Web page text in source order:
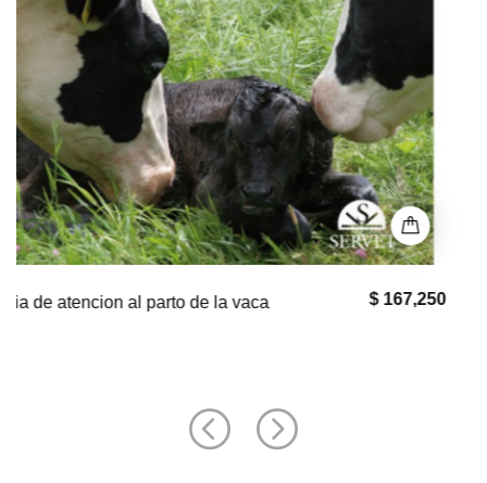
$ 33,000
El bullmastiff